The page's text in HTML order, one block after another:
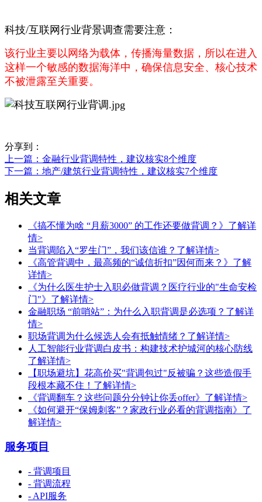
科技/互联网行业背景调查需要注意：
该行业主要以网络为载体，传播海量数据，所以在进入
这样一个敏感的数据海洋中，确保信息安全、核心技术
不被泄露至关重要。
分享到：
上一篇 ：金融行业背调特性，建议核实8个维度
下一篇 ：地产/建筑行业背调特性，建议核实7个维度
相关文章
《搞不懂为啥 “月薪3000” 的工作还要做背调？》 了解详
情>
当背调陷入“罗生门”，我们该信谁？ 了解详情>
《高管背调中，最高频的“诚信折扣”因何而来？》 了解
详情>
《为什么医生护士入职必做背调？医疗行业的"生命安检
门"》 了解详情>
金融职场 “前哨站”：为什么入职背调是必选项？ 了解详
情>
职场背调为什么候选人会有抵触情绪？ 了解详情>
人工智能行业背调白皮书：构建技术护城河的核心防线
了解详情>
【职场避坑】花高价买"背调包过"反被骗？这些造假手
段根本藏不住！ 了解详情>
《背调翻车？这些问题分分钟让你丢offer》 了解详情>
《如何避开“保姆刺客”？家政行业必看的背调指南》 了
解详情>
服务项目
- 背调项目
- 背调流程
- API服务